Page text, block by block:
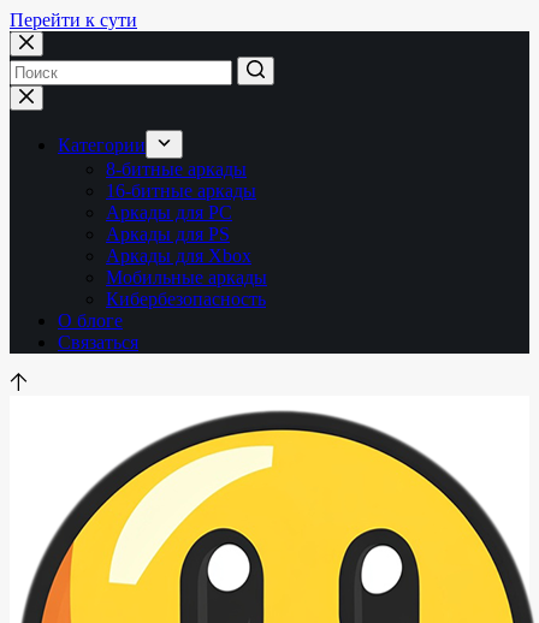
Перейти к сути
Ничего
не
найденоКатегории
8-битные аркады
16-битные аркады
Аркады для PC
Аркады для PS
Аркады для Xbox
Мобильные аркады
Кибербезопасность
О блоге
Связаться